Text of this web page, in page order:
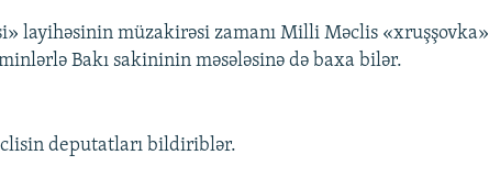
layihəsinin müzakirəsi zamanı Milli Məclis «xruşşovka»
Bakı sakininin məsələsinə də baxa bilər.
deputatları bildiriblər.